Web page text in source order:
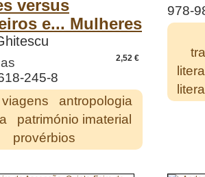
versus
e... Mulheres
2,52 €
245-8
viagens
antropologia
património imaterial
provérbios
978-